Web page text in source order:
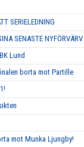
SERIELEDNING
SENASTE NYFÖRVÄRV
Lund
borta mot Partille
mot Munka Ljungby!